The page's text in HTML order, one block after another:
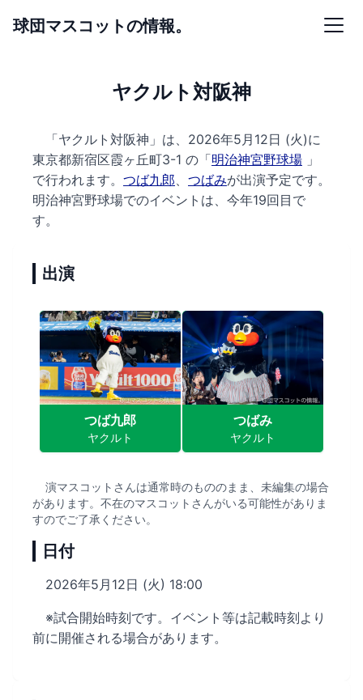
球団マスコットの情報。
ヤクルト対阪神
「ヤクルト対阪神」は、2026年5月12日 (火)に
東京都新宿区霞ヶ丘町3-1 の 「明治神宮野球場 」
で行われます。 つば九郎、 つばみが出演予定です。
明治神宮野球場でのイベントは、今年19回目で
す。
出演
つば九郎
ヤクルト
つばみ
ヤクルト
演マスコットさんは通常時のもののまま、未編集の場合
があります。不在のマスコットさんがいる可能性がありま
すのでご了承ください。
日付
2026年5月12日 (火) 18:00
※試合開始時刻です。イベント等は記載時刻より
前に開催される場合があります。